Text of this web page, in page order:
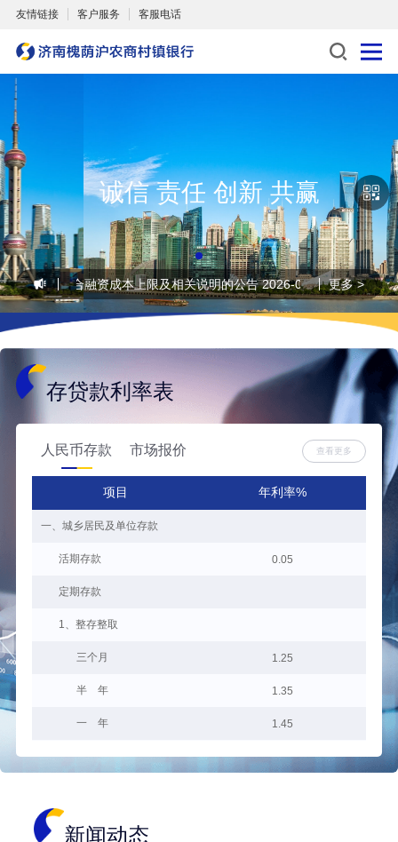
友情链接 客户服务 客服电话
诚信 责任 创新 共赢
人贷款综合融资成本上限及相关说明的公告 2026-07-31 •济南槐荫
更多 >
存贷款利率表
人民币存款 市场报价 查看更多
项目 年利率%
一、城乡居民及单位存款
活期存款 0.05
定期存款
1、整存整取
三个月 1.25
半 年 1.35
一 年 1.45
二 年 1.5
人
方
等
借
场
新闻动态